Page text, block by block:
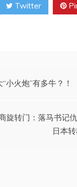
Twitter
小火炮”有多牛？！
旋转门：落马书记
日本